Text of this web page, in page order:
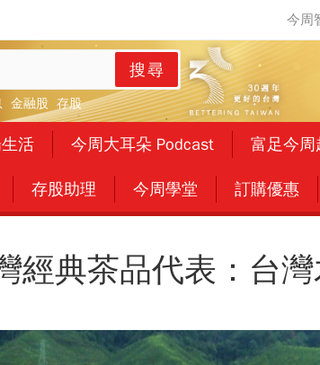
搜尋
金融股 存股
活 今周大耳朵 Podcast 富足今周
存股助理 今周學堂 訂購優惠
經典茶品代表：台